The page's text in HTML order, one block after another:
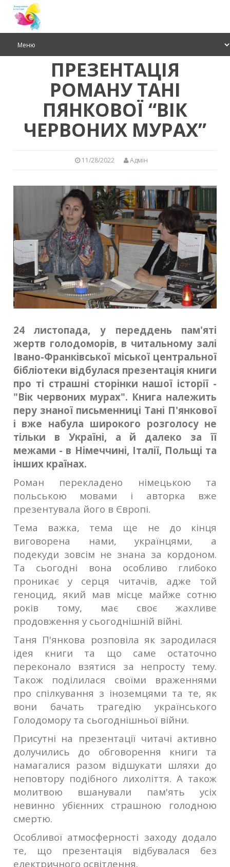
ПРЕЗЕНТАЦІЯ
РОМАНУ ТАНІ
ПЯНКОВОЇ “ВІК
ЧЕРВОНИХ МУРАХ”
11/28/2022 Адмін
24 листопада, у переддень пам'яті
жертв голодоморів, в читальному залі
Івано-Франківської міської центральної
бібліотеки відбулася презентація книги
про ті страшні сторінки нашої історії -
"Вік червоних мурах". Книга належить
перу знаної письменниці Тані П'янкової
і вже набула широкого розголосу не
тільки в Україні, а й далеко за її
межами - в Німеччині, Італії, Польщі та
інших країнах.
Роман перекладено німецькою та
польською мовами і авторка вже
презентувала його в Європі.
Тема важка, тема ще не до кінця
виговорена нами, українцями, а
подекуди зовсім не знана за кордоном.
Та сьогодні вона особливо глибоко
проникає у серця читачів, адже той
геноцид, який мав місце майже сотню
років тому, має своє жахливе
продовження у сьогоднішній війні.
Таня П'янкова розповіла як зародилася
ідея книги та що саме остаточно
переконало взятися за непросту тему.
Також поділилася своїми враженнями
про спілкування з іноземцями та те, як
вони бачать трагедію українського
Голодомору та сьогоднішньої війни.
Присутні на презентації читачі активно
долучились до обговорення книги та
намагалися разом відшукати шляхи до
неповтору подібного лихоліття. А також
молитвою вшанували пам'ять усіх
невинно убієнних страшною голодною
смертю.
Особливої атмосферності заходу додало
те, що презентація відбувалася без
електричного освітлення.